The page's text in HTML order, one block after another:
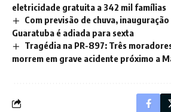
eletricidade gratuita a 342 mil famílias
Com previsão de chuva,
Guaratuba é adiada para sexta
Tragédia na PR-897: Três
morrem em grave acidente próximo a